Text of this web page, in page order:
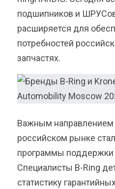
подшипников и
расширяется для
потребностей
запчастях.
Важным направлением
российском рынке
программы
Специалисты B-Ring
статистику